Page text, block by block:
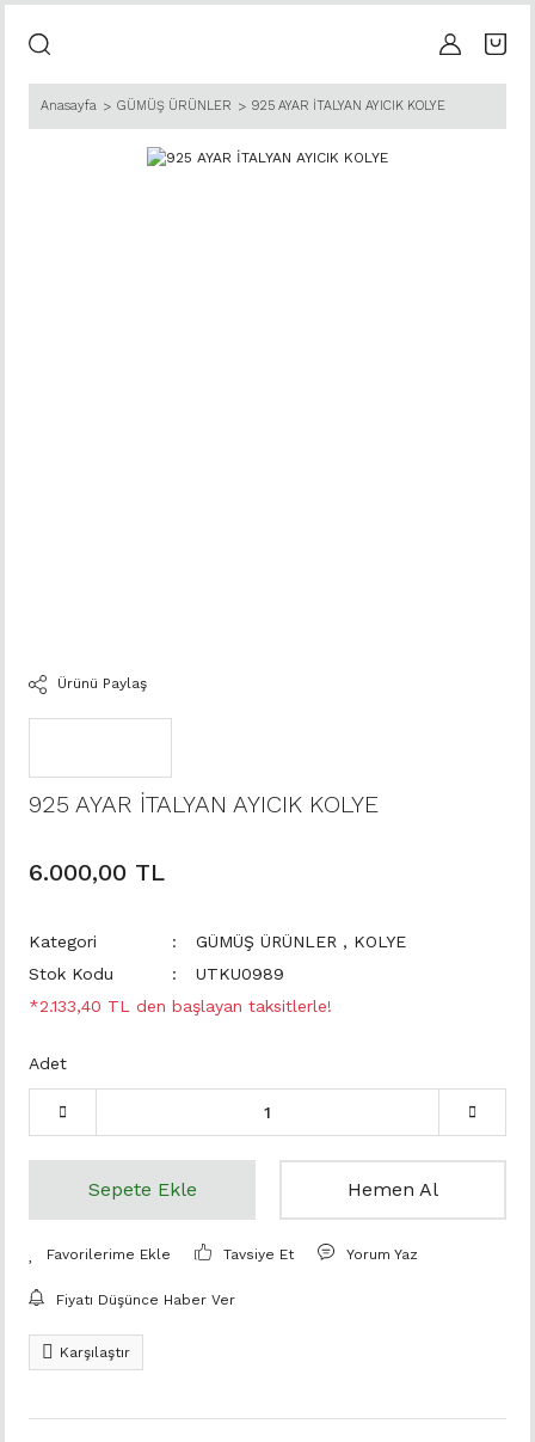
Anasayfa GÜMÜŞ ÜRÜNLER 925 AYAR İTALYAN AYICIK KOLYE
Ürünü Paylaş
925 AYAR İTALYAN AYICIK KOLYE
6.000,00 TL
Kategori GÜMÜŞ ÜRÜNLER , KOLYE
Stok Kodu
UTKU0989
*2.133,40 TL den başlayan taksitlerle!
Adet
Sepete Ekle Hemen Al
Tavsiye Et Yorum Yaz
Fiyatı Düşünce Haber Ver
Karşılaştır